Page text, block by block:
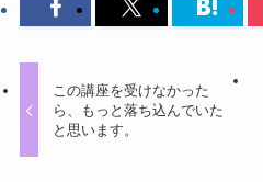
この講座を受けなかった
ら、もっと落ち込んでいた
と思います。